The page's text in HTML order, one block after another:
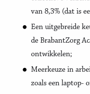
van 8,3% (dat is
Een uitgebreide
de BrabantZorg
ontwikkelen;
Meerkeuze in
zoals een laptop-